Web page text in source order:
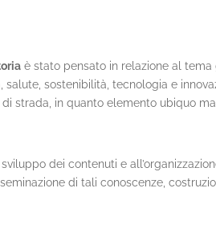
è stato pensato in relazione al tema
sostenibilità, tecnologia e
strada, in quanto elemento ubiquo
dei contenuti e
di tali conoscenze,